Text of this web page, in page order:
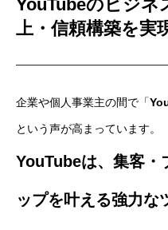
YouTubeのビジネ
上・信頼構築を実
企業や個人事業主の間で「
という声が高まっています。
YouTubeは、集客・
ップを叶える強力な